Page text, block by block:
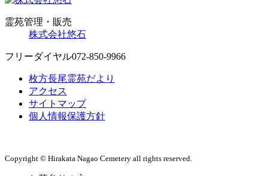
霊苑管理・販売
株式会社悠石
フリーダイヤル072-850-9966
枚方長尾霊苑だより
アクセス
サイトマップ
個人情報保護方針
Copyright © Hirakata Nagao Cemetery all rights reserved.